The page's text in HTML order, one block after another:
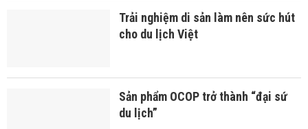
Trải nghiệm di sản làm nên sức hút
cho du lịch Việt
Sản phẩm OCOP trở thành “đại sứ
du lịch”